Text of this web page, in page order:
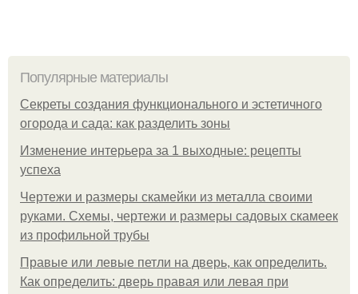
Популярные материалы
Секреты создания функционального и эстетичного
огорода и сада: как разделить зоны
Изменение интерьера за 1 выходные: рецепты
успеха
Чертежи и размеры скамейки из металла своими
руками. Схемы, чертежи и размеры садовых скамеек
из профильной трубы
Правые или левые петли на дверь, как определить.
Как определить: дверь правая или левая при